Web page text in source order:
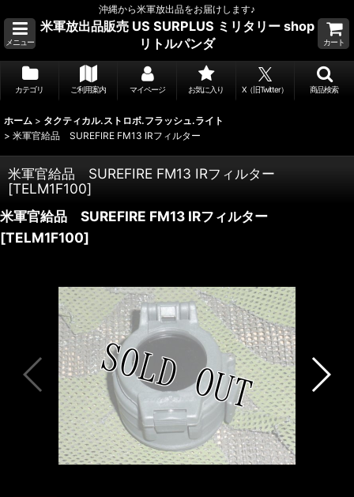
沖縄から米軍放出品をお届けします♪
メニュー
米軍放出品販売 US SURPLUS ミリタリー shop
リトルパンダ
カート
カテゴリ ご利用案内 マイページ お気に入り X（旧Twitter） 商品検索
ホーム > タクティカル.ストロボ.フラッシュ.ライト
> 米軍官給品 SUREFIRE FM13 IRフィルター
米軍官給品 SUREFIRE FM13 IRフィルター
[TELM1F100]
米軍官給品 SUREFIRE FM13 IRフィルター
[TELM1F100]